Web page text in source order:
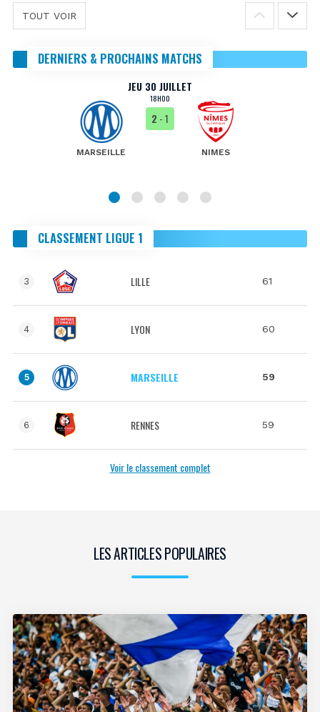
TOUT VOIR
DERNIERS & PROCHAINS MATCHS
JEU 30 JUILLET
18H00
MARSEILLE
2 - 1
NIMES
CLASSEMENT LIGUE 1
3 LILLE 61
4 LYON 60
5 MARSEILLE 59
6 RENNES 59
Voir le classement complet
LES ARTICLES POPULAIRES